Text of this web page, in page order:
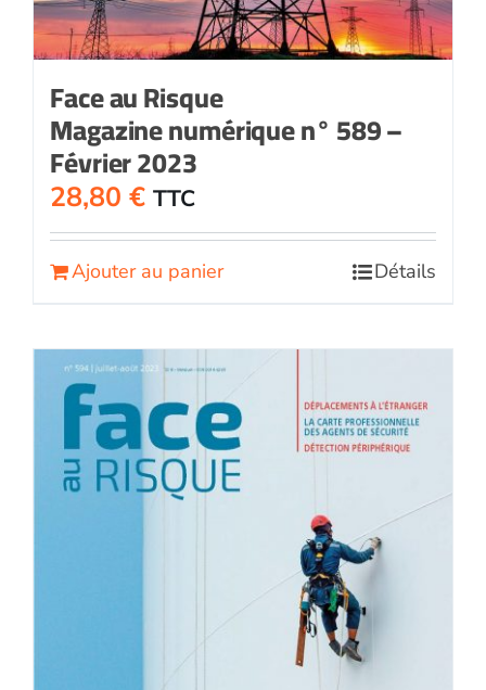
Face au Risque
Magazine numérique n° 589 –
Février 2023
28,80 € TTC
Ajouter au panier Détails